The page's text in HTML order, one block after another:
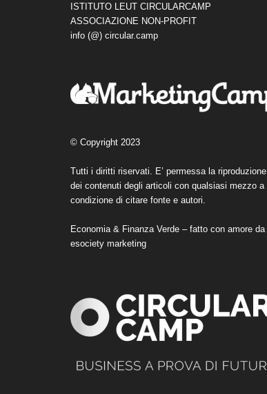
ISTITUTO LEUT CIRCULARCAMP
ASSOCIAZIONE NON-PROFIT
info (@) circular.camp
© Copyright 2023
Tutti i diritti riservati. E’ permessa la riproduzione
dei contenuti degli articoli con qualsiasi mezzo a
condizione di citare fonte e autori.
Economia & Finanza Verde – fatto con amore da
esociety marketing